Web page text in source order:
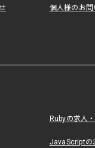
個人様のお
Rubyの求人
JavaScriptの